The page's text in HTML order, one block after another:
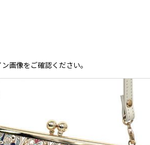
画像をご確認ください。